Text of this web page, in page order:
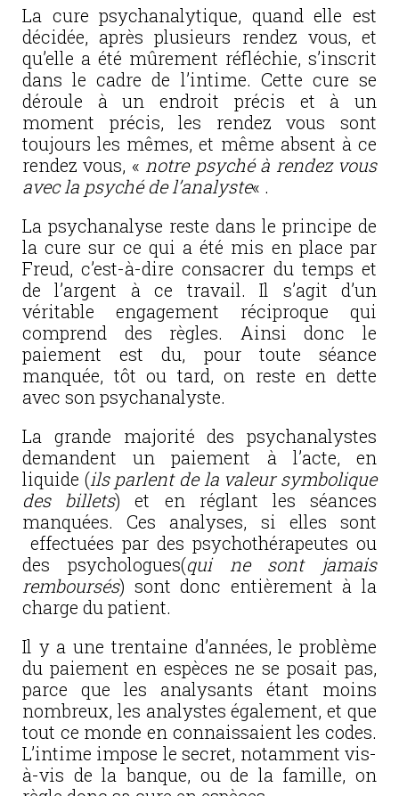
La cure psychanalytique, quand elle est
décidée, après plusieurs rendez vous, et
qu’elle a été mûrement réfléchie, s’inscrit
dans le cadre de l’intime. Cette cure se
déroule à un endroit précis et à un
moment précis, les rendez vous sont
toujours les mêmes, et même absent à ce
rendez vous, « notre psyché à rendez vous
avec la psyché de l’analyste« .
La psychanalyse reste dans le principe de
la cure sur ce qui a été mis en place par
Freud, c’est-à-dire consacrer du temps et
de l’argent à ce travail. Il s’agit d’un
véritable engagement réciproque qui
comprend des règles. Ainsi donc le
paiement est du, pour toute séance
manquée, tôt ou tard, on reste en dette
avec son psychanalyste.
La grande majorité des psychanalystes
demandent un paiement à l’acte, en
liquide (ils parlent de la valeur symbolique
des billets) et en réglant les séances
manquées. Ces analyses, si elles sont
effectuées par des psychothérapeutes ou
des psychologues(qui ne sont jamais
remboursés) sont donc entièrement à la
charge du patient.
Il y a une trentaine d’années, le problème
du paiement en espèces ne se posait pas,
parce que les analysants étant moins
nombreux, les analystes également, et que
tout ce monde en connaissaient les codes.
L’intime impose le secret, notamment vis-
à-vis de la banque, ou de la famille, on